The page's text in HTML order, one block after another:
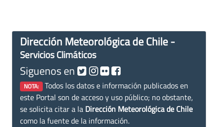
Dirección Meteorológica de Chile -
Servicios Climáticos
Siguenos en
NOTA: Todos los datos e información publicados en
este Portal son de acceso y uso público; no obstante,
se solicita citar a la Dirección Meteorológica de Chile
como la fuente de la información.